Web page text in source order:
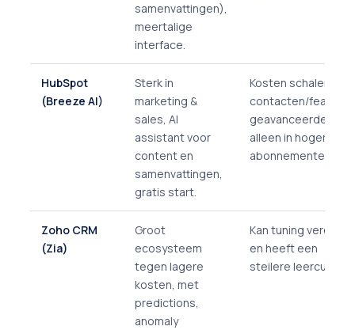
samenvattingen),
meertalige
interface.
HubSpot
(Breeze AI)
Sterk in
marketing &
sales, AI
assistant voor
content en
samenvattingen,
gratis start.
Kosten schalen met
contacten/
geavanceerde AI
alleen in hogere
abonnementen.
Zoho CRM
(Zia)
Groot
ecosysteem
tegen lagere
kosten, met
predictions,
anomaly
Kan tuning vereisen
en heeft een
steilere leercurve.